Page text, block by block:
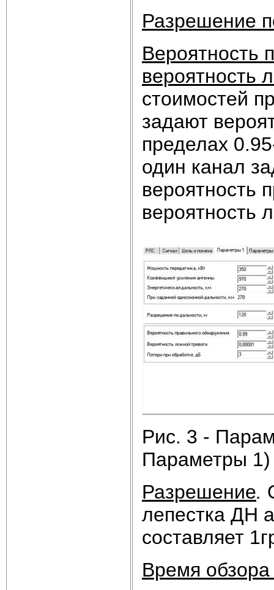
Разрешение
Вероятность
вероятность
стоимостей
задают
пределах
один канал
вероятность
вероятность
Рис. 3 -
Параметры 1)
Разрешение.
лепестка ДН
составляет
Время обзора